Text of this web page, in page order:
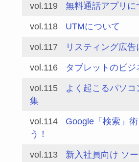
vol.119 無料通話アプリに
vol.118 UTMについて
vol.117 リスティング広告
vol.116 タブレットのビジ
vol.115
よく起こるパソコ
集
vol.114
Google「検索」
う！
vol.113
新入社員向け ソ